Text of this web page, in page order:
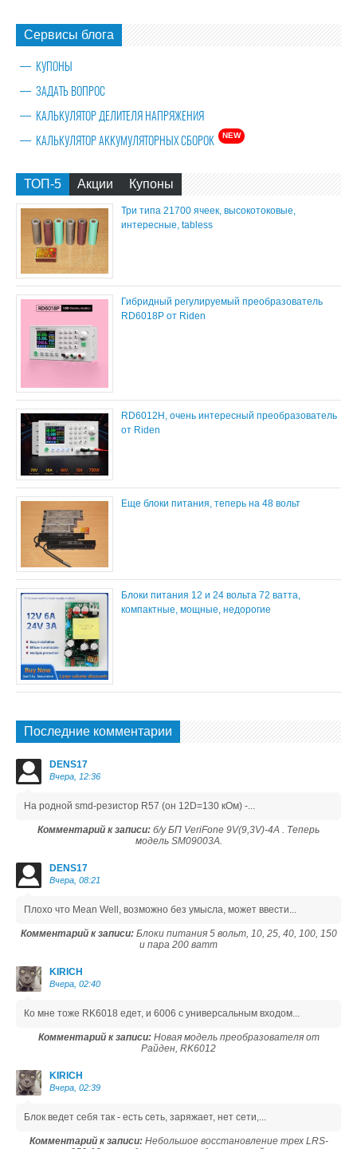
Сервисы блога
КУПОНЫ
ЗАДАТЬ ВОПРОС
КАЛЬКУЛЯТОР ДЕЛИТЕЛЯ НАПРЯЖЕНИЯ
NEW
КАЛЬКУЛЯТОР АККУМУЛЯТОРНЫХ СБОРОК
ТОП-5 Акции Купоны
Три типа 21700 ячеек, высокотоковые,
интересные, tabless
Гибридный регулируемый преобразователь
RD6018P от Riden
RD6012H, очень интересный преобразователь
от Riden
Еще блоки питания, теперь на 48 вольт
Блоки питания 12 и 24 вольта 72 ватта,
компактные, мощные, недорогие
Последние комментарии
DENS17
Вчера, 12:36
На родной smd-резистор R57 (он 12D=130 кОм) -...
Комментарий к записи: б/у БП VeriFone 9V(9,3V)-4A . Теперь
модель SM09003A.
DENS17
Вчера, 08:21
Плохо что Mean Well, возможно без умысла, может ввести...
Комментарий к записи:Блоки питания 5 вольт, 10, 25, 40, 100, 150
и пара 200 ватт
KIRICH
Вчера, 02:40
Ко мне тоже RK6018 едет, и 6006 с универсальным входом...
Комментарий к записи:Новая модель преобразователя от
Райден, RK6012
KIRICH
Вчера, 02:39
Блок ведет себя так - есть сеть, заряжает, нет сети,...
Комментарий к записи:Небольшое восстановление трех LRS-